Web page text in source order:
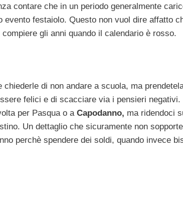
contare che in un periodo generalmente
festaiolo. Questo non vuol dire affatto
gli anni quando il calendario è rosso.
di non andare a scuola, ma
felici e di scacciare via i pensieri negativi.
per Pasqua o a Capodanno, ma ridendoci
Un dettaglio che sicuramente non
perchè spendere dei soldi, quando invece